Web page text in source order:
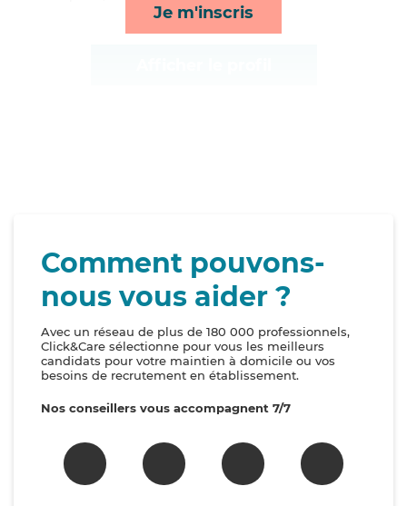
Je m'inscris
Comment pouvons-
nous vous aider ?
Avec un réseau de plus de 180 000 professionnels,
Click&Care sélectionne pour vous les meilleurs
candidats pour votre maintien à domicile ou vos
besoins de recrutement en établissement.
Nos conseillers vous accompagnent 7/7